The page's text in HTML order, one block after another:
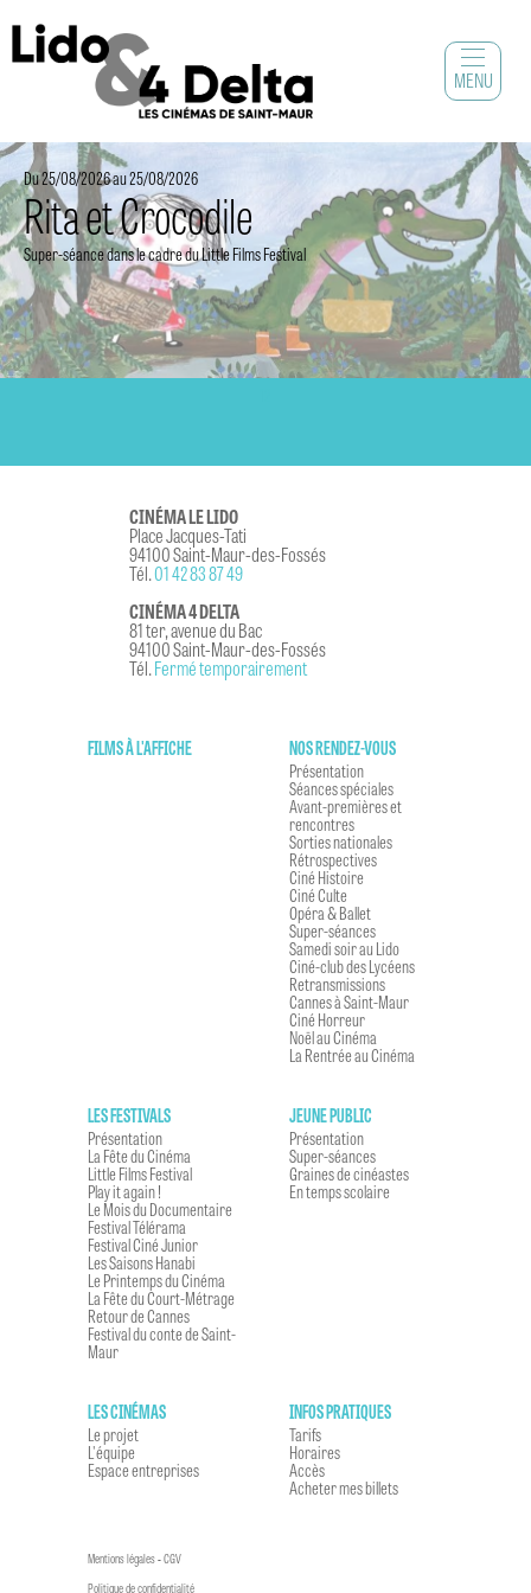
MENU
Du 25/08/2026 au 25/08/2026
Rita et Crocodile
Super-séance dans le cadre du Little Films Festival
CINÉMA LE LIDO
Place Jacques-Tati
94100 Saint-Maur-des-Fossés
Tél.01 42 83 87 49
CINÉMA 4 DELTA
81 ter, avenue du Bac
94100 Saint-Maur-des-Fossés
Tél.Fermé temporairement
FILMS À L'AFFICHE NOS RENDEZ-VOUS
Présentation
Séances spéciales
Avant-premières et
rencontres
Sorties nationales
Rétrospectives
Ciné Histoire
Ciné Culte
Opéra & Ballet
Super-séances
Samedi soir au Lido
Ciné-club des Lycéens
Retransmissions
Cannes à Saint-Maur
Ciné Horreur
Noël au Cinéma
La Rentrée au Cinéma
LES FESTIVALS
Présentation
La Fête du Cinéma
Little Films Festival
Play it again !
Le Mois du Documentaire
Festival Télérama
Festival Ciné Junior
Les Saisons Hanabi
Le Printemps du Cinéma
La Fête du Court-Métrage
Retour de Cannes
Festival du conte de Saint-
Maur
JEUNE PUBLIC
Présentation
Super-séances
Graines de cinéastes
En temps scolaire
LES CINÉMAS
Le projet
L'équipe
Espace entreprises
INFOS PRATIQUES
Tarifs
Horaires
Accès
Acheter mes billets
Mentions légales-CGV
Politique de confidentialité